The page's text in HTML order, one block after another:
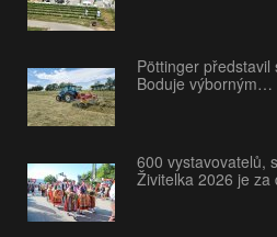
Pöttinger představil
Boduje výborným…
600 vystavovatelů,
Živitelka 2026 je za